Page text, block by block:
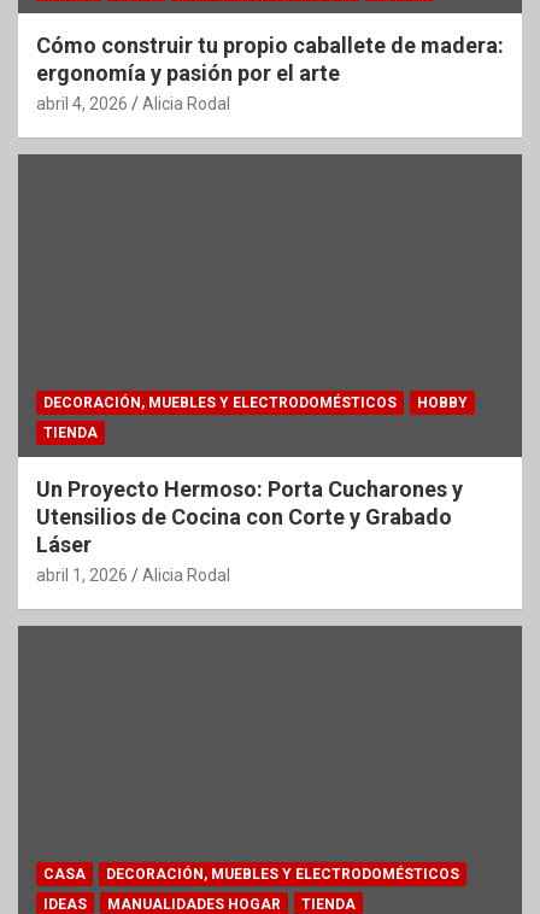
Cómo construir tu propio caballete de madera:
ergonomía y pasión por el arte
abril 4, 2026 Alicia Rodal
DECORACIÓN, MUEBLES Y ELECTRODOMÉSTICOS
HOBBY
TIENDA
Un Proyecto Hermoso: Porta Cucharones y
Utensilios de Cocina con Corte y Grabado
Láser
abril 1, 2026 Alicia Rodal
CASA
DECORACIÓN, MUEBLES Y ELECTRODOMÉSTICOS
IDEAS
MANUALIDADES HOGAR TIENDA